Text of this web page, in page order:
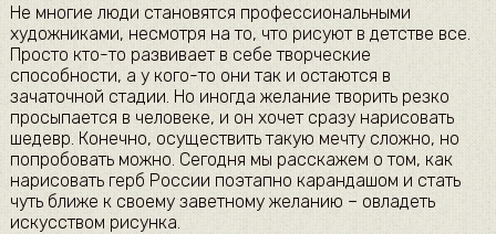
Не многие люди становятся профессиональными
художниками, несмотря на то, что рисуют в детстве все.
Просто кто-то развивает в себе творческие
способности, а у кого-то они так и остаются в
зачаточной стадии. Но иногда желание творить резко
просыпается в человеке, и он хочет сразу нарисовать
шедевр. Конечно, осуществить такую мечту сложно, но
попробовать можно. Сегодня мы расскажем о том, как
нарисовать герб России поэтапно карандашом и стать
чуть ближе к своему заветному желанию – овладеть
искусством рисунка.